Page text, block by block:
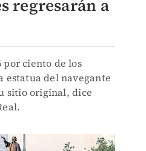
regresarán a
por ciento de los
estatua del navegante
sitio original, dice